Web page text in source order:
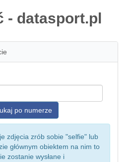
- datasport.pl
zdjęcia zrób sobie "selfie" lub
głównym obiektem na nim to
zostanie wysłane i